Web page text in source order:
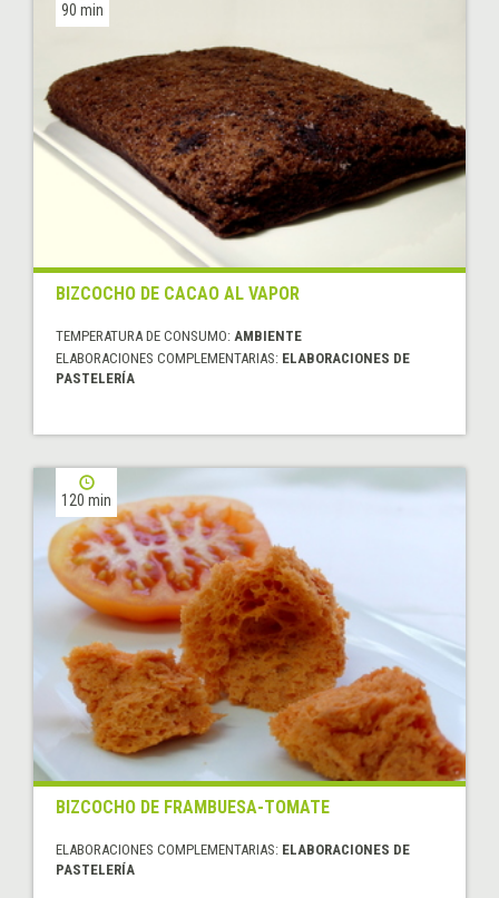
90 min
BIZCOCHO DE CACAO AL VAPOR
TEMPERATURA DE CONSUMO: AMBIENTE
ELABORACIONES COMPLEMENTARIAS: ELABORACIONES DE
PASTELERÍA
120 min
BIZCOCHO DE FRAMBUESA-TOMATE
ELABORACIONES COMPLEMENTARIAS: ELABORACIONES DE
PASTELERÍA